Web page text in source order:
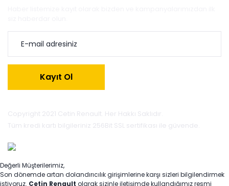
Kayıt Ol
Copyright 2021 Cetin Renault. Her Hakkı Saklıdır.
Tüm kredi kartı bilgileriniz 256Bit SSL sertifikası ile güvende.
Değerli Müşterilerimiz,
Son dönemde artan dolandırıcılık girişimlerine karşı sizleri bilgilendirmek
istiyoruz. Çetin Renault olarak sizinle iletişimde kullandığımız resmi